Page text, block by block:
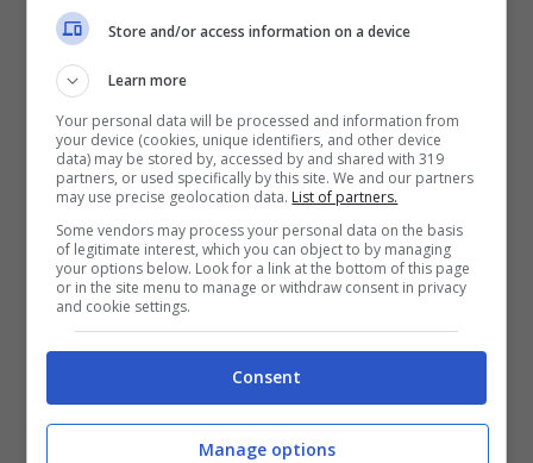
Procedimento:
Per prima cosa bucherellare l’
con un coltello
Poi metterla in unpentolino colmo
Store and/or access information on a device
Learn more
Your personal data will be processed and information from
your device (cookies, unique identifiers, and other device
data) may be stored by, accessed by and shared with 319
partners, or used specifically by this site. We and our partners
may use precise geolocation data. List of partners.
Some vendors may process your personal data on the basis
of legitimate interest, which you can object to by managing
your options below. Look for a link at the bottom of this page
or in the site menu to manage or withdraw consent in privacy
and cookie settings.
Consent
Manage options